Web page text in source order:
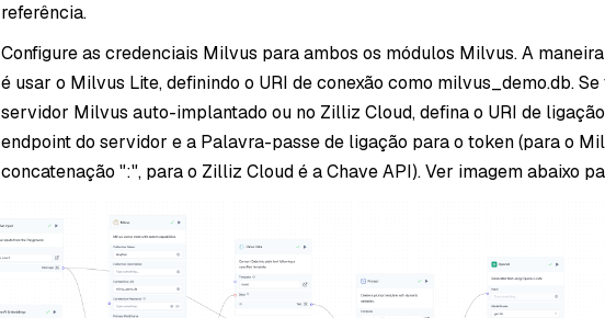
referência.
Configure as credenciais Milvus para ambos os módulos Milvus. A
é usar o Milvus Lite, definindo o URI de conexão como milvus_demo.db.
servidor Milvus auto-implantado ou no Zilliz Cloud, defina o URI de
endpoint do servidor e a Palavra-passe de ligação para o token (para o
concatenação ":", para o Zilliz Cloud é a Chave API). Ver imagem abaixo